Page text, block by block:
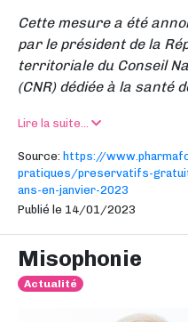
Cette mesure a été
par le président de la
territoriale du Conseil
(CNR) dédiée à la santé
Lire la suite...
Source: https://
pratiques/preservatifs-
ans-en-janvier-2023
Publié le 14/01/2023
Misophonie
Actualité